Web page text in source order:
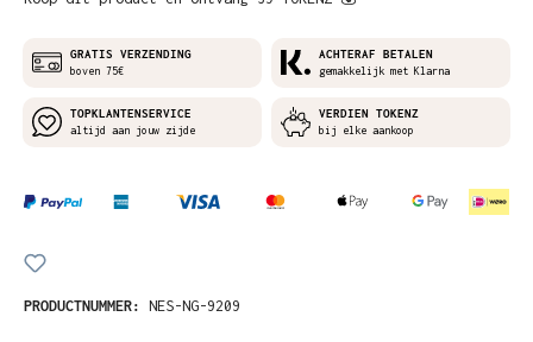
GRATIS VERZENDING
boven 75€
ACHTERAF BETALEN
gemakkelijk met Klarna
TOPKLANTENSERVICE
altijd aan jouw zijde
VERDIEN TOKENZ
bij elke aankoop
PRODUCTNUMMER: NES-NG-9209